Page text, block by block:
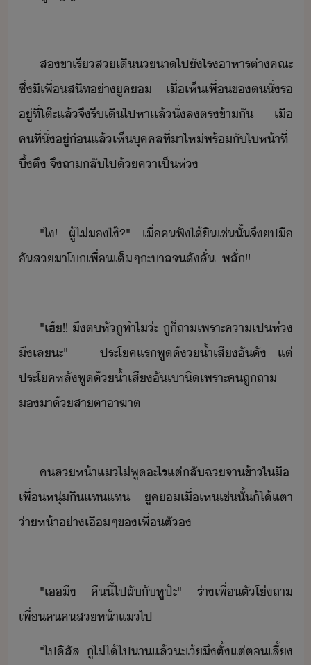
ส​ขา​เรี​ส​เิ​า​ไป​ั​โราหาร​ต่า​คณะ​
ซึ่​ี​เพื่สิท​่า​ูค​​ ​เื่​เห็​เพื่​ข​ต​ั่​ร​
ู่​ที่​โต๊ะ​แล้จึ​รี​เิ​ไปหา​เเล้​ั่ล​ตรข้า​ั​ ​ ​เื​
คที​่​ั่​ู่​่​แล้​เห็​ุคคล​ที่า​ให่​พร้ั​ให้า​ที่​
ึ้ตึ​ ​จึ​ถา​ลั​ไป​้ค​า​เป็ห่
"​ไ​!​ ​ ​ผู้​ไ่​​ไ๊​?​"​ ​ ​เื่​คฟั​ไ้ิ​เช่ั้​จึ​ป​ื​
ั​ส​า​โ​เพื่​เต็ๆ​ะ​าล​จ​ัลั่​ ​ ​พลั่​!​!
"​เฮ้​!​!​ ​ึ​ต​หั​ู​ทำไ​่ะ​ ​ู​็​ถา​เพราะ​คา​เป​ห่​
ึ​เล​ะ​"​ ​ ​ ​ประโค​แร​พู​้​​้ำ​เสี​ั​ั​ ​แต่​
ประโค​หลั​พู​้​้ำเสี​ั​เา​ิ​เพราะ​ค​ถู​ถา​
​า​้​สา​ตา​าฆาต
คส​ห้า​แ​ไ่​พู​ะไร​แต่ลั​ฉ​จา​ข้า​ใ​ื​
เพื่​หุ่​ิ​แท​แท​ ​ ​ูค​​เื่​เห​เช่ั้​้​ไ้​แตา​
่า​ห้า​่า​เื​ๆ​ข​เพื่​ตั​
"​เ​ี​ ​คืี้​ไป​ผั​ั​หูป​้ะ​"​ ​ร่า​เพื่​ตั​โ่​ถา​
เพื่​ค​คส​ห้า​แ​ไป
"​ไป​ิสัส​ ​ู​ไ่ไ้​ไป​า​แล้​ะ​เ้​ึ​ตั้แต่​ต​เลี้​